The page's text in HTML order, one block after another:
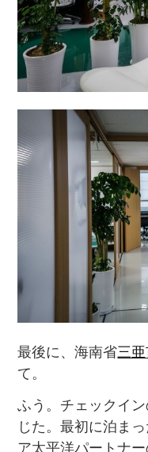
最後に、海南省三
て。
ふう。チェックイ
じた。最初に泊ま
ア太平洋パートナ